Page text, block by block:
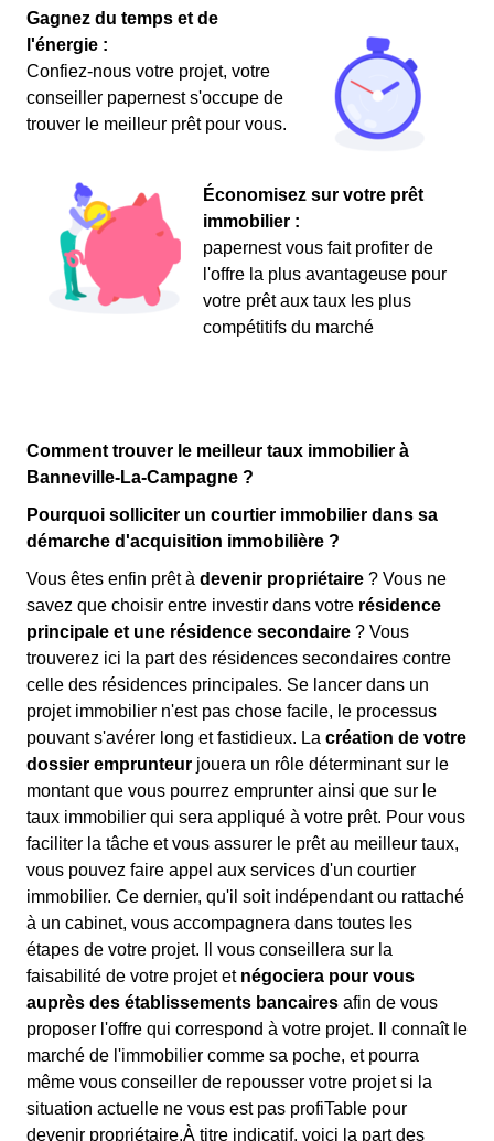
Gagnez du temps et de
l'énergie :
Confiez-nous votre projet, votre
conseiller papernest s'occupe de
trouver le meilleur prêt pour vous.
Économisez sur votre prêt
immobilier :
papernest vous fait profiter de
l'offre la plus avantageuse pour
votre prêt aux taux les plus
compétitifs du marché
Comment trouver le meilleur taux immobilier à
Banneville-La-Campagne ?
Pourquoi solliciter un courtier immobilier dans sa
démarche d'acquisition immobilière ?
Vous êtes enfin prêt à devenir propriétaire ? Vous ne
savez que choisir entre investir dans votre résidence
principale et une résidence secondaire ? Vous
trouverez ici la part des résidences secondaires contre
celle des résidences principales. Se lancer dans un
projet immobilier n'est pas chose facile, le processus
pouvant s'avérer long et fastidieux. La création de votre
dossier emprunteur jouera un rôle déterminant sur le
montant que vous pourrez emprunter ainsi que sur le
taux immobilier qui sera appliqué à votre prêt. Pour vous
faciliter la tâche et vous assurer le prêt au meilleur taux,
vous pouvez faire appel aux services d'un courtier
immobilier. Ce dernier, qu'il soit indépendant ou rattaché
à un cabinet, vous accompagnera dans toutes les
étapes de votre projet. Il vous conseillera sur la
faisabilité de votre projet et négociera pour vous
auprès des établissements bancaires afin de vous
proposer l'offre qui correspond à votre projet. Il connaît le
marché de l'immobilier comme sa poche, et pourra
même vous conseiller de repousser votre projet si la
situation actuelle ne vous est pas profiTable pour
devenir propriétaire.À titre indicatif, voici la part des